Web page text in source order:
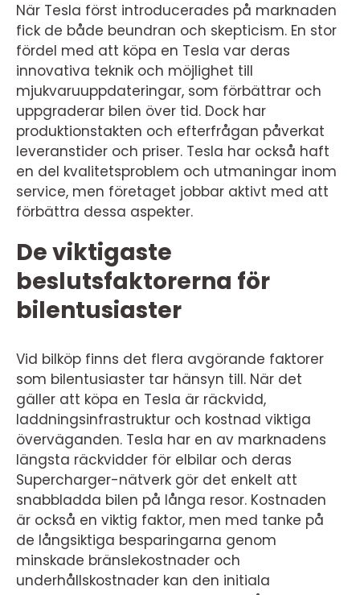
När Tesla först introducerades på marknaden
fick de både beundran och skepticism. En stor
fördel med att köpa en Tesla var deras
innovativa teknik och möjlighet till
mjukvaruuppdateringar, som förbättrar och
uppgraderar bilen över tid. Dock har
produktionstakten och efterfrågan påverkat
leveranstider och priser. Tesla har också haft
en del kvalitetsproblem och utmaningar inom
service, men företaget jobbar aktivt med att
förbättra dessa aspekter.
De viktigaste
beslutsfaktorerna för
bilentusiaster
Vid bilköp finns det flera avgörande faktorer
som bilentusiaster tar hänsyn till. När det
gäller att köpa en Tesla är räckvidd,
laddningsinfrastruktur och kostnad viktiga
överväganden. Tesla har en av marknadens
längsta räckvidder för elbilar och deras
Supercharger-nätverk gör det enkelt att
snabbladda bilen på långa resor. Kostnaden
är också en viktig faktor, men med tanke på
de långsiktiga besparingarna genom
minskade bränslekostnader och
underhållskostnader kan den initiala